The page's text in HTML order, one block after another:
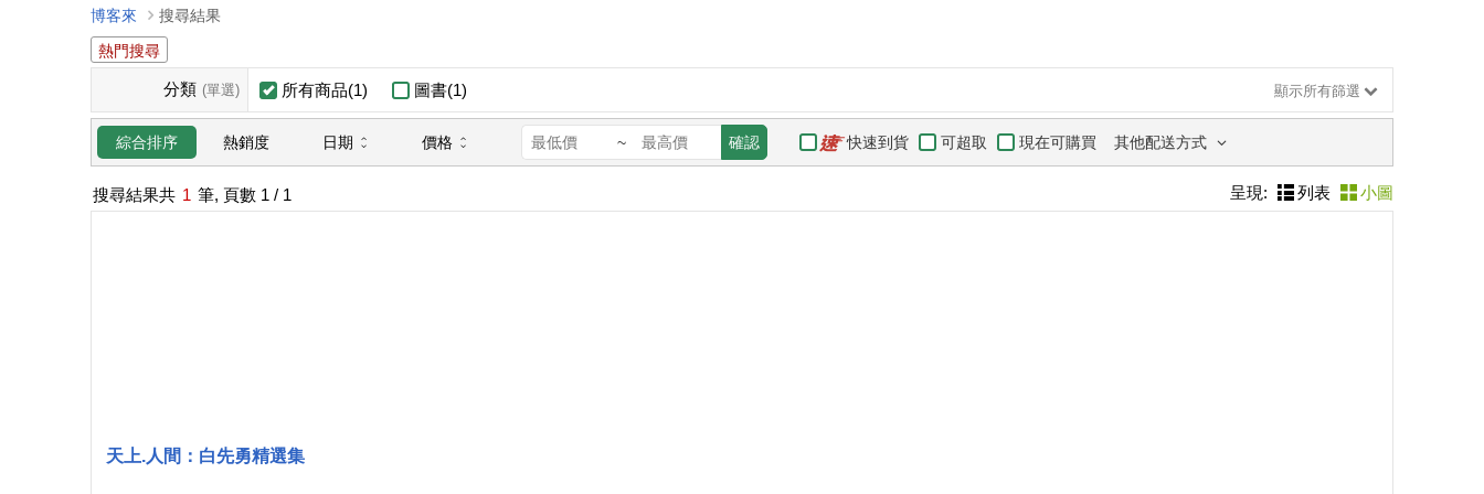
博客來
搜尋結果
熱門搜尋
分類 (單選) 所有商品(1) 圖書(1) 顯示所有篩選
綜合排序 熱銷度 日期 價格 ~ 確認 快速到貨 可超取 現在可購買 其他配送方式
搜尋結果共 1 筆, 頁數 1 / 1 呈現: 列表 小圖
天上.人間：白先勇精選集